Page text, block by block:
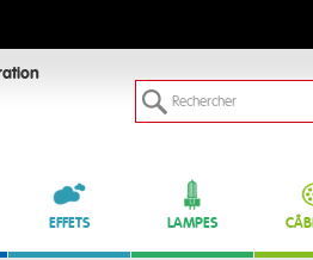
EFFETS LAMPES